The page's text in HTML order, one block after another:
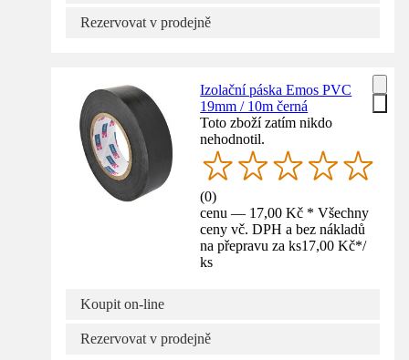
Rezervovat v prodejně
Izolační páska Emos PVC
19mm / 10m černá
Toto zboží zatím nikdo
nehodnotil.
(0)
cenu — 17,00 Kč * Všechny
ceny vč. DPH a bez nákladů
na přepravu za ks17,00 Kč*/
ks
Koupit on-line
Rezervovat v prodejně